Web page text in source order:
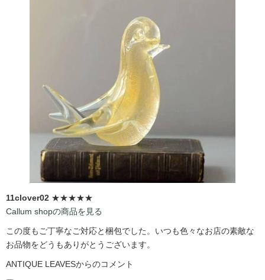
11clover02 ★★★★★
Callum shopの商品を見る
この度もご丁寧なご対応と梱包でした。いつも色々なお店の素敵な
お品物をどうもありがとうございます。
ANTIQUE LEAVESからのコメント